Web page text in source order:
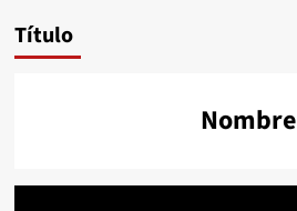
Título
Nombre